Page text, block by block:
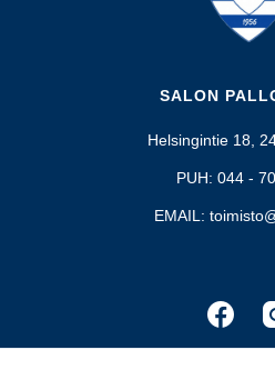
SALON
Helsingintie 18,
PUH: 044 -
EMAIL: